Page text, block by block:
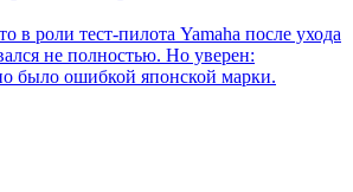
в роли тест-пилота Yamaha после ухода
не полностью. Но уверен:
было ошибкой японской марки.